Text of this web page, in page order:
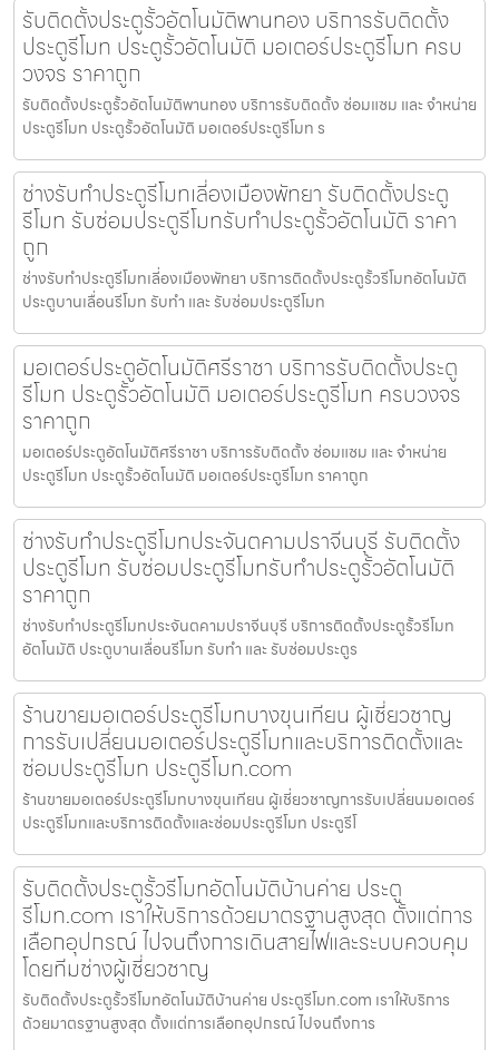
รับติดตั้งประตูรั้วอัตโนมัติพานทอง บริการรับติดตั้ง
ประตูรีโมท ประตูรั้วอัตโนมัติ มอเตอร์ประตูรีโมท ครบ
วงจร ราคาถูก
รับติดตั้งประตูรั้วอัตโนมัติพานทอง บริการรับติดตั้ง ซ่อมแซม และ จำหน่าย
ประตูรีโมท ประตูรั้วอัตโนมัติ มอเตอร์ประตูรีโมท ร
ช่างรับทำประตูรีโมทเลี่องเมืองพัทยา รับติดตั้งประตู
รีโมท รับซ่อมประตูรีโมทรับทำประตูรั้วอัตโนมัติ ราคา
ถูก
ช่างรับทำประตูรีโมทเลี่องเมืองพัทยา บริการติดตั้งประตูรั้วรีโมทอัตโนมัติ
ประตูบานเลื่อนรีโมท รับทำ และ รับซ่อมประตูรีโมท
มอเตอร์ประตูอัตโนมัติศรีราชา บริการรับติดตั้งประตู
รีโมท ประตูรั้วอัตโนมัติ มอเตอร์ประตูรีโมท ครบวงจร
ราคาถูก
มอเตอร์ประตูอัตโนมัติศรีราชา บริการรับติดตั้ง ซ่อมแซม และ จำหน่าย
ประตูรีโมท ประตูรั้วอัตโนมัติ มอเตอร์ประตูรีโมท ราคาถูก
ช่างรับทำประตูรีโมทประจันตคามปราจีนบุรี รับติดตั้ง
ประตูรีโมท รับซ่อมประตูรีโมทรับทำประตูรั้วอัตโนมัติ
ราคาถูก
ช่างรับทำประตูรีโมทประจันตคามปราจีนบุรี บริการติดตั้งประตูรั้วรีโมท
อัตโนมัติ ประตูบานเลื่อนรีโมท รับทำ และ รับซ่อมประตูร
ร้านขายมอเตอร์ประตูรีโมทบางขุนเทียน ผู้เชี่ยวชาญ
การรับเปลี่ยนมอเตอร์ประตูรีโมทและบริการติดตั้งและ
ซ่อมประตูรีโมท ประตูรีโมท.com
ร้านขายมอเตอร์ประตูรีโมทบางขุนเทียน ผู้เชี่ยวชาญการรับเปลี่ยนมอเตอร์
ประตูรีโมทและบริการติดตั้งและซ่อมประตูรีโมท ประตูรีโ
รับติดตั้งประตูรั้วรีโมทอัตโนมัติบ้านค่าย ประตู
รีโมท.com เราให้บริการด้วยมาตรฐานสูงสุด ตั้งแต่การ
เลือกอุปกรณ์ ไปจนถึงการเดินสายไฟและระบบควบคุม
โดยทีมช่างผู้เชี่ยวชาญ
รับติดตั้งประตูรั้วรีโมทอัตโนมัติบ้านค่าย ประตูรีโมท.com เราให้บริการ
ด้วยมาตรฐานสูงสุด ตั้งแต่การเลือกอุปกรณ์ ไปจนถึงการ